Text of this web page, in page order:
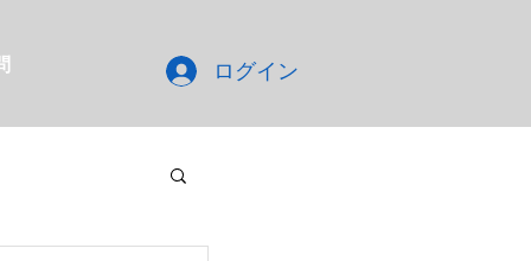
ログイン